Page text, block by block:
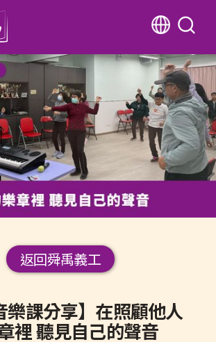
返回舜禹義工
樂課分享】在照顧他人
裡 聽見自己的聲音